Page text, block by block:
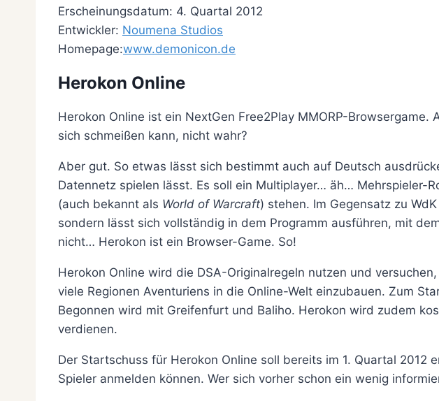
Erscheinungsdatum: 4. Quartal 2012
Entwickler: Noumena Studios
Homepage:www.demonicon.de
Herokon Online
Herokon Online ist ein NextGen Free2Play MMORP-
sich schmeißen kann, nicht wahr?
Aber gut. So etwas lässt sich bestimmt auch auf Deutsch
Datennetz spielen lässt. Es soll ein Multiplayer… äh… Mehrspieler-
(auch bekannt als World of Warcraft) stehen. Im Gegensatz zu
sondern lässt sich vollständig in dem Programm ausführen, mit
nicht… Herokon ist ein Browser-Game. So!
Herokon Online wird die DSA-Originalregeln nutzen und
viele Regionen Aventuriens in die Online-Welt einzubauen. Zum
Begonnen wird mit Greifenfurt und Baliho. Herokon wird zudem
verdienen.
Der Startschuss für Herokon Online soll bereits im 1. Quartal 2012
Spieler anmelden können. Wer sich vorher schon ein wenig